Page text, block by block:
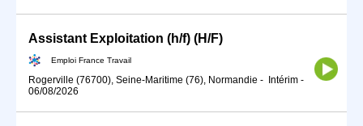
Assistant Exploitation (h/f) (H/F)
Emploi France Travail
Rogerville (76700), Seine-Maritime (76), Normandie - Intérim -
06/08/2026